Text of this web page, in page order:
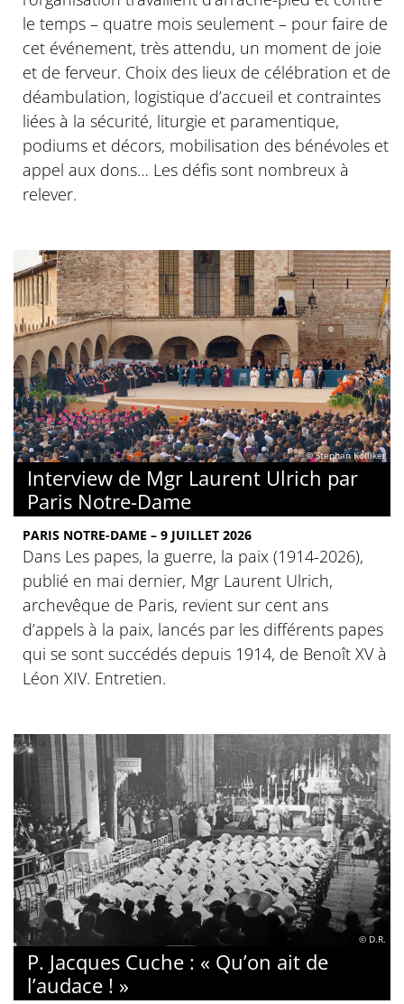
le temps – quatre mois seulement – pour faire de
cet événement, très attendu, un moment de joie
et de ferveur. Choix des lieux de célébration et de
déambulation, logistique d’accueil et contraintes
liées à la sécurité, liturgie et paramentique,
podiums et décors, mobilisation des bénévoles et
appel aux dons… Les défis sont nombreux à
relever.
© Stephan Kölliker
Interview de Mgr Laurent Ulrich par
Paris Notre-Dame
PARIS NOTRE-DAME – 9 JUILLET 2026
Dans Les papes, la guerre, la paix (1914-2026),
publié en mai dernier, Mgr Laurent Ulrich,
archevêque de Paris, revient sur cent ans
d’appels à la paix, lancés par les différents papes
qui se sont succédés depuis 1914, de Benoît XV à
Léon XIV. Entretien.
© D.R.
P. Jacques Cuche : « Qu’on ait de
l’audace ! »